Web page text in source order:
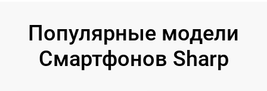
Популярные модели
Смартфонов Sharp